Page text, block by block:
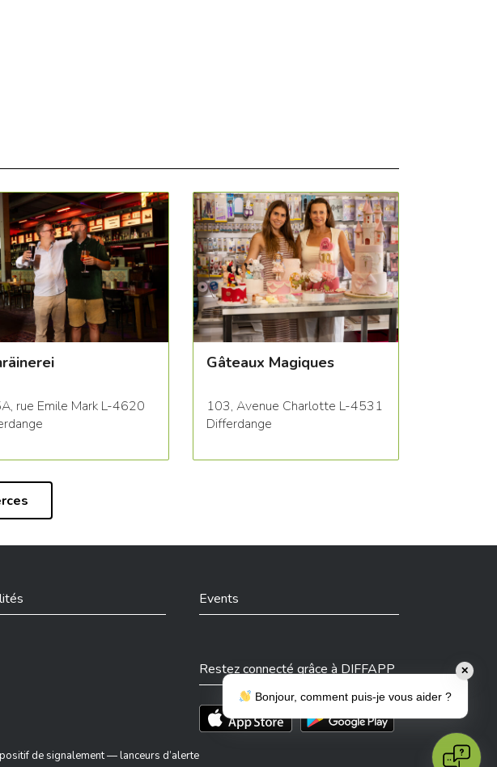
rue Emile Mark L-4620
Gâteaux Magiques
103, Avenue Charlotte L-4531
Differdange
Events
Restez connecté grâce à DIFFAPP
Téléchargez l'app sur l'App StoreTéléchargez l'app sur Play Store
de signalement — lanceurs d’alerte
✕
Bonjour, comment puis-je vous aider ?